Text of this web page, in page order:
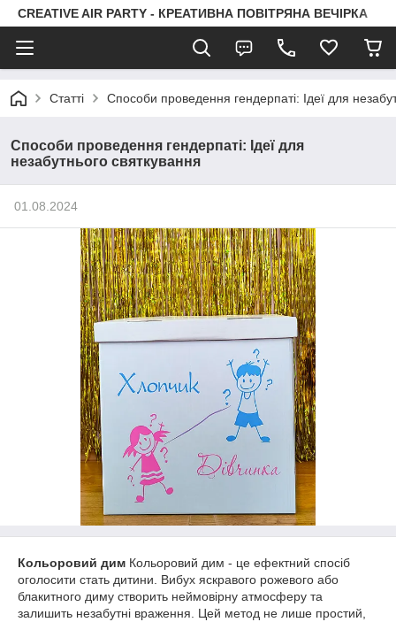
CREATIVE AIR PARTY - КРЕАТИВНА ПОВІТРЯНА ВЕЧІРКА
Статті Способи проведення гендерпаті: Ідеї для
Способи проведення гендерпаті: Ідеї для
незабутнього святкування
01.08.2024
Кольоровий дим Кольоровий дим - це ефектний спосіб
оголосити стать дитини. Вибух яскравого рожевого або
блакитного диму створить неймовірну атмосферу та
залишить незабутні враження. Цей метод не лише простий,